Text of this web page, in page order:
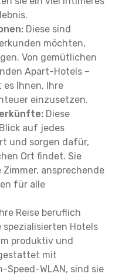
Diese sind
möchten,
Von gemütlichen
Apart-Hotels –
Ihnen, Ihre
einzusetzen.
Diese
auf jedes
und sorgen dafür,
Ort findet. Sie
ansprechende
für alle
Reise beruflich
Hotels
produktiv und
mit
Speed-WLAN, sind sie